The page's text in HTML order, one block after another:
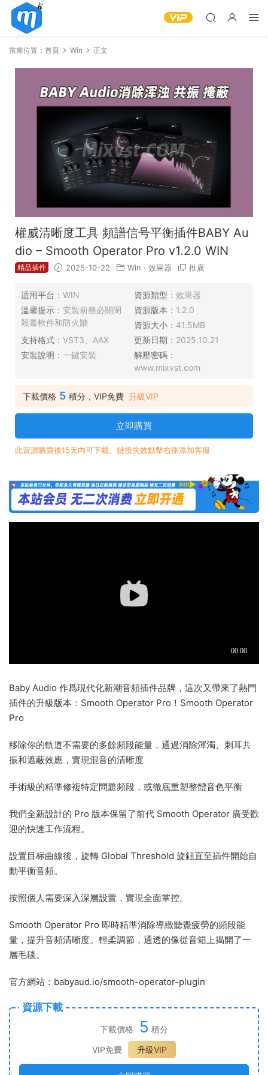
當前位置： 首頁 Win 正文
權威清晰度工具 頻譜信号平衡插件BABY Au
dio – Smooth Operator Pro v1.2.0 WIN
精品插件 2025-10-22 Win · 效果器 推廣
适用平台： WIN 資源類型： 效果器
溫馨提示： 安裝前務必關閉
殺毒軟件和防火牆
資源版本： 1.2.0
資源大小： 41.5MB
支持格式： VST3、AAX 更新日期： 2025.10.21
安裝說明： 一鍵安裝
解壓密碼：
www.mixvst.com
下載價格 5 積分，VIP免費 升級VIP
立即購買
此資源購買後15天内可下載。鏈接失效點擊右側添加客服
Baby Audio 作爲現代化新潮音頻插件品牌，這次又帶來了熱門
插件的升級版本：Smooth Operator Pro！Smooth Operator
Pro
移除你的軌道不需要的多餘頻段能量，通過消除渾濁、刺耳共
振和遮蔽效應，實現混音的清晰度
手術級的精準修複特定問題頻段，或徹底重塑整體音色平衡
我們全新設計的 Pro 版本保留了前代 Smooth Operator 廣受歡
迎的快速工作流程。
設置目标曲線後，旋轉 Global Threshold 旋鈕直至插件開始自
動平衡音頻。
按照個人需要深入深層設置，實現全面掌控。
Smooth Operator Pro 即時精準消除導緻聽覺疲勞的頻段能
量，提升音頻清晰度。輕柔調節，通透的像從音箱上揭開了一
層毛毯。
官方網站：babyaud.io/smooth-operator-plugin
資源下載
下載價格 5 積分
VIP免費
升級VIP